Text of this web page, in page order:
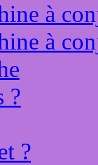
à
à
?
?